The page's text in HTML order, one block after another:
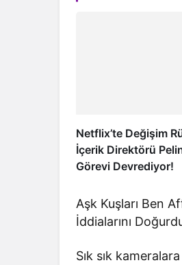
Netflix’te Değişim
İçerik Direktörü
Görevi Devrediyor!
Aşk Kuşları Ben
İddialarını
Sık sık